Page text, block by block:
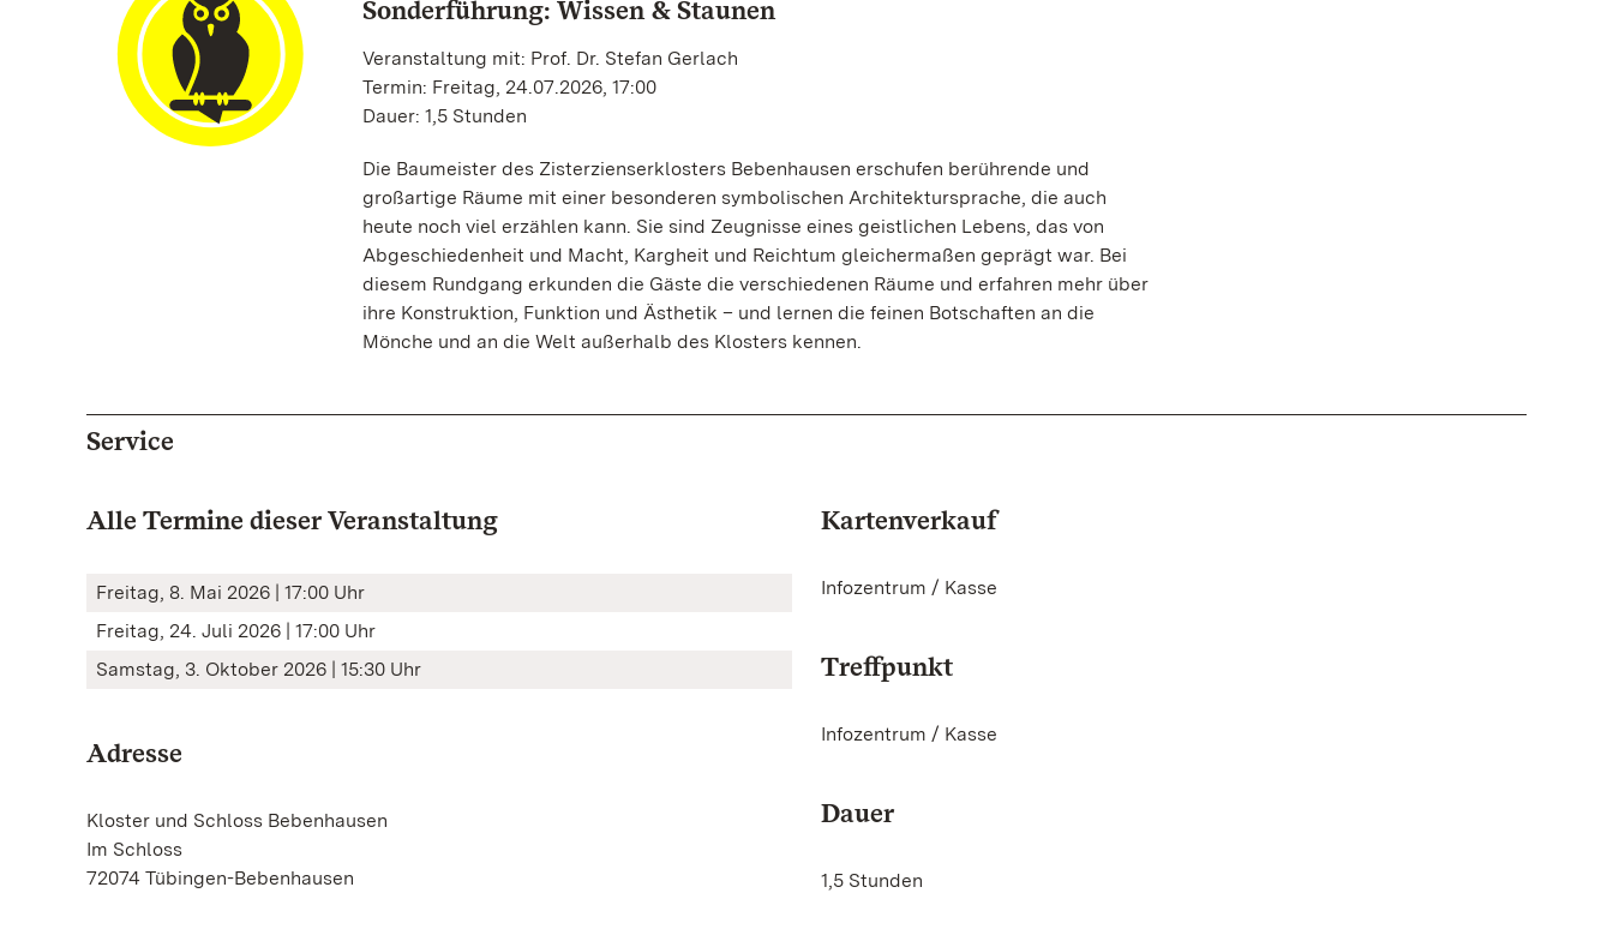
Sonderführung: Wissen & Staunen
Veranstaltung mit: Prof. Dr. Stefan Gerlach
Termin: Freitag, 24.07.2026, 17:00
Dauer: 1,5 Stunden
Die Baumeister des Zisterzienserklosters Bebenhausen erschufen berührende und
großartige Räume mit einer besonderen symbolischen Architektursprache, die auch
heute noch viel erzählen kann. Sie sind Zeugnisse eines geistlichen Lebens, das von
Abgeschiedenheit und Macht, Kargheit und Reichtum gleichermaßen geprägt war. Bei
diesem Rundgang erkunden die Gäste die verschiedenen Räume und erfahren mehr über
ihre Konstruktion, Funktion und Ästhetik – und lernen die feinen Botschaften an die
Mönche und an die Welt außerhalb des Klosters kennen.
Service
Alle Termine dieser Veranstaltung
Freitag, 8. Mai 2026 | 17:00 Uhr
Freitag, 24. Juli 2026 | 17:00 Uhr
Samstag, 3. Oktober 2026 | 15:30 Uhr
Adresse
Kloster und Schloss Bebenhausen
Im Schloss
72074 Tübingen-Bebenhausen
Kartenverkauf
Infozentrum / Kasse
Treffpunkt
Infozentrum / Kasse
Dauer
1,5 Stunden